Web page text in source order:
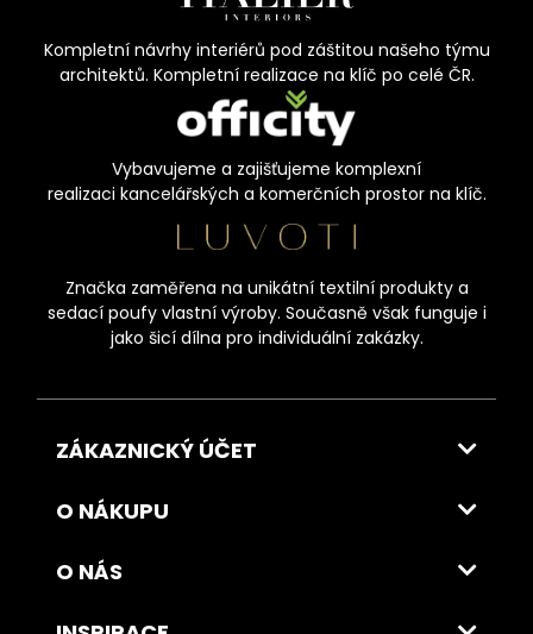
Kompletní návrhy interiérů pod záštitou našeho týmu
architektů. Kompletní realizace na klíč po celé ČR.
Vybavujeme a zajišťujeme komplexní
realizaci kancelářských a komerčních prostor na klíč.
Značka zaměřena na unikátní textilní produkty a
sedací poufy vlastní výroby. Současně však funguje i
jako šicí dílna pro individuální zakázky.
ZÁKAZNICKÝ ÚČET
O NÁKUPU
O NÁS